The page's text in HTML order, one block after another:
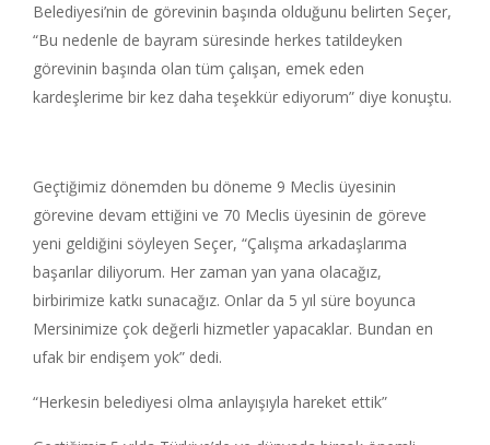
Belediyesi’nin de görevinin başında olduğunu belirten Seçer,
“Bu nedenle de bayram süresinde herkes tatildeyken
görevinin başında olan tüm çalışan, emek eden
kardeşlerime bir kez daha teşekkür ediyorum” diye konuştu.
Geçtiğimiz dönemden bu döneme 9 Meclis üyesinin
görevine devam ettiğini ve 70 Meclis üyesinin de göreve
yeni geldiğini söyleyen Seçer, “Çalışma arkadaşlarıma
başarılar diliyorum. Her zaman yan yana olacağız,
birbirimize katkı sunacağız. Onlar da 5 yıl süre boyunca
Mersinimize çok değerli hizmetler yapacaklar. Bundan en
ufak bir endişem yok” dedi.
“Herkesin belediyesi olma anlayışıyla hareket ettik”